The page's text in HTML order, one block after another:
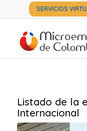
SERVICIOS
Listado de la
Internacional